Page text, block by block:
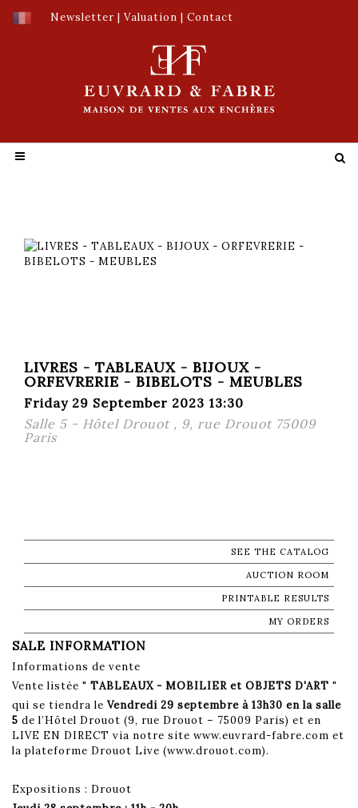
Newsletter | Valuation | Contact
LIVRES - TABLEAUX - BIJOUX -
ORFEVRERIE - BIBELOTS - MEUBLES
Friday 29 September 2023 13:30
Salle 5 - Hôtel Drouot , 9, rue Drouot 75009
Paris
SEE THE CATALOG
AUCTION ROOM
PRINTABLE RESULTS
MY ORDERS
SALE INFORMATION
Informations de vente
Vente listée " TABLEAUX - MOBILIER et OBJETS D'ART "
qui se tiendra le Vendredi 29 septembre à 13h30 en la salle
5 de l’Hôtel Drouot (9, rue Drouot – 75009 Paris) et en
LIVE EN DIRECT via notre site www.euvrard-fabre.com et
la plateforme Drouot Live (www.drouot.com).
Expositions : Drouot